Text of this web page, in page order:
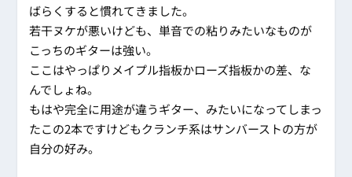
ばらくすると慣れてきました。
若干ヌケが悪いけども、単音での粘りみたいなものが
こっちのギターは強い。
ここはやっぱりメイプル指板かローズ指板かの差、な
んでしょね。
もはや完全に用途が違うギター、みたいになってしまっ
たこの2本ですけどもクランチ系はサンバーストの方が
自分の好み。